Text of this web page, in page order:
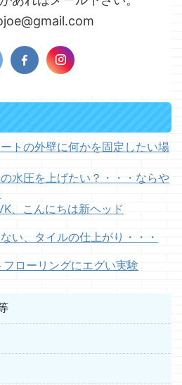
トの外壁に何かを固定したい場
水圧を上げたい？・・・ならや
、こんにちは新ヘッド
い、タイルの仕上がり・・・
フローリングにエグい実験